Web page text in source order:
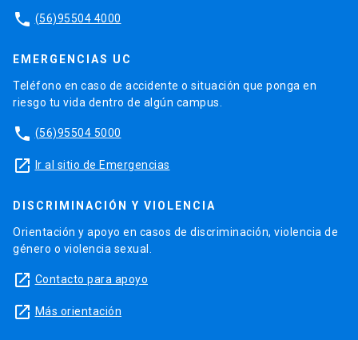
phone (56)95504 4000
EMERGENCIAS UC
Teléfono en caso de accidente o situación que ponga en
riesgo tu vida dentro de algún campus.
phone (56)95504 5000
launch Ir al sitio de Emergencias
DISCRIMINACIÓN Y VIOLENCIA
Orientación y apoyo en casos de discriminación, violencia de
género o violencia sexual.
launch Contacto para apoyo
launch Más orientación